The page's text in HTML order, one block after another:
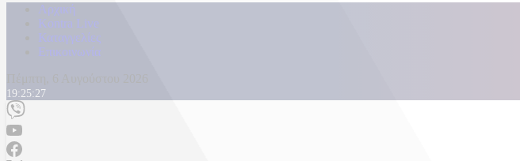
Αρχική
Kontra Live
Καταγγελίες
Επικοινωνία
19:25:29